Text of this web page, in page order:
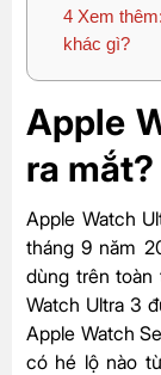
4 Xem
khác gì?
Apple
ra mắt?
Apple Watch
tháng 9 năm
dùng trên toàn
Watch Ultra 3
Apple Watch
có hé lộ nào